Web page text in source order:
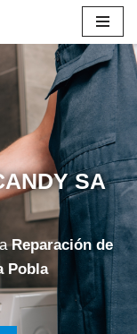
SA
Reparación de
Pobla